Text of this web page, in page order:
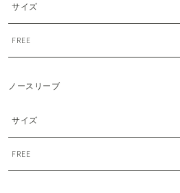
サイズ
FREE
ノースリーブ
サイズ
FREE